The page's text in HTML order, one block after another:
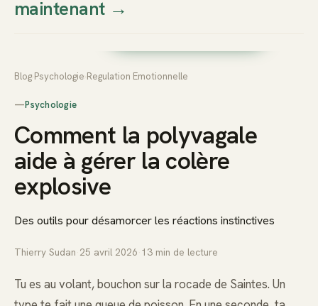
Thierry
Prendre rendez-vous dès
maintenant→
Blog Psychologie Regulation Emotionnelle
—Psychologie
Comment la polyvagale
aide à gérer la colère
explosive
Des outils pour désamorcer les réactions instinctives
Thierry Sudan 25 avril 2026 13 min de lecture
Tu es au volant, bouchon sur la rocade de Saintes. Un